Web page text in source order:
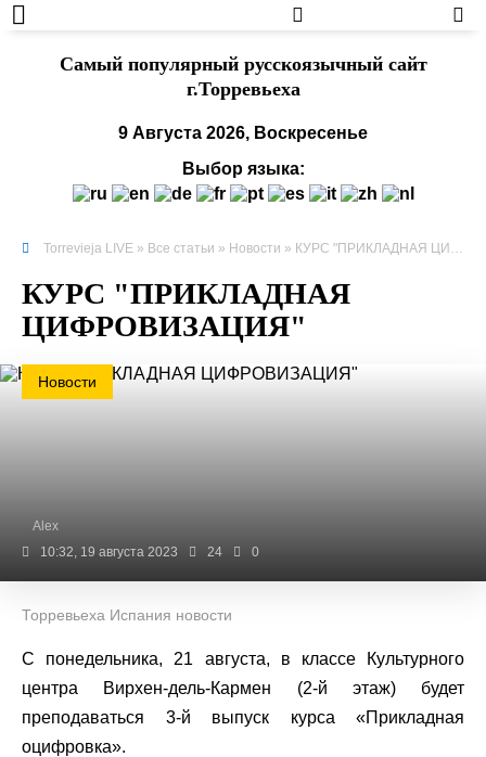
Cамый популярный русскоязычный сайт
г.Торревьеха
9 Августа 2026, Воскресенье
Выбор языка:
Torrevieja LIVE » Все статьи » Новости » КУРС "ПРИКЛАДНАЯ ЦИФРОВИЗАЦИЯ"
КУРС "ПРИКЛАДНАЯ
ЦИФРОВИЗАЦИЯ"
Новости
Alex
10:32, 19 августа 2023
24 0
Торревьеха Испания новости
С понедельника, 21 августа, в классе Культурного
центра Вирхен-дель-Кармен (2-й этаж) будет
преподаваться 3-й выпуск курса «Прикладная
оцифровка».